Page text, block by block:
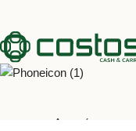
Δωρεάν